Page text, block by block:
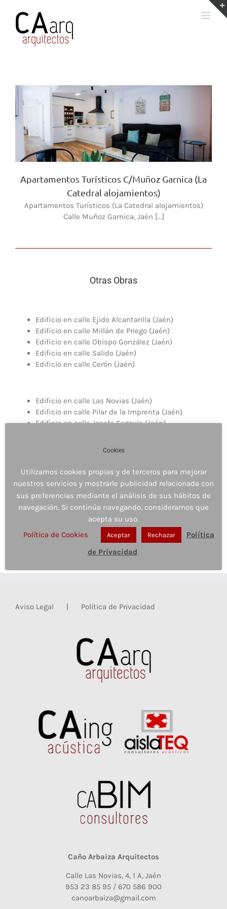
contenido
Apartamentos Turísticos C/Muñoz Garnica (La
Catedral alojamientos)
Apartamentos Turísticos (La Catedral alojamientos)
Calle Muñoz Garnica, Jaén [...]
Otras Obras
Edificio en calle Ejido Alcantarilla (Jaén)
Edificio en calle Millán de Priego (Jaén)
Edificio en calle Obispo González (Jaén)
Edificio en calle Salido (Jaén)
Edificio en calle Cerón (Jaén)
Edificio en calle Las Novias (Jaén)
Edificio en calle Pilar de la Imprenta (Jaén)
Edificio en calle Josefa Segovia (Jaén)
Edificio en calle Conde (Jaén)
Edificio en calle Carrera de Jesús (Jaén)
Edificio en calle Federico Mendizábal (Jaén)
Edificio en calle Alta de Santa Ana (Jaén)
Aviso Legal Política de Privacidad
Caño Arbaiza Arquitectos
Calle Las Novias, 4, 1 A, Jaén
953 23 85 95 / 670 586 900
canoarbaiza@gmail.com
Cookies
Utilizamos cookies propias y de terceros para mejorar
nuestros servicios y mostrarle publicidad relacionada con
sus preferencias mediante el análisis de sus hábitos de
navegación. Si continúa navegando, consideramos que
acepta su uso.
Política de Cookies
Aceptar Rechazar
Política
de Privacidad